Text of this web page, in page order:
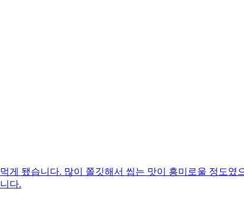
게 됐습니다. 많이 쫄깃해서 씹는 맛이 흥미로울 정도
다.